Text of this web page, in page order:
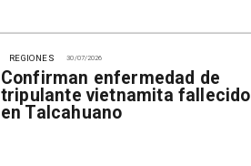
30/07/2026
Confirman enfermedad de
tripulante vietnamita fallecido
en Talcahuano
REGIONES